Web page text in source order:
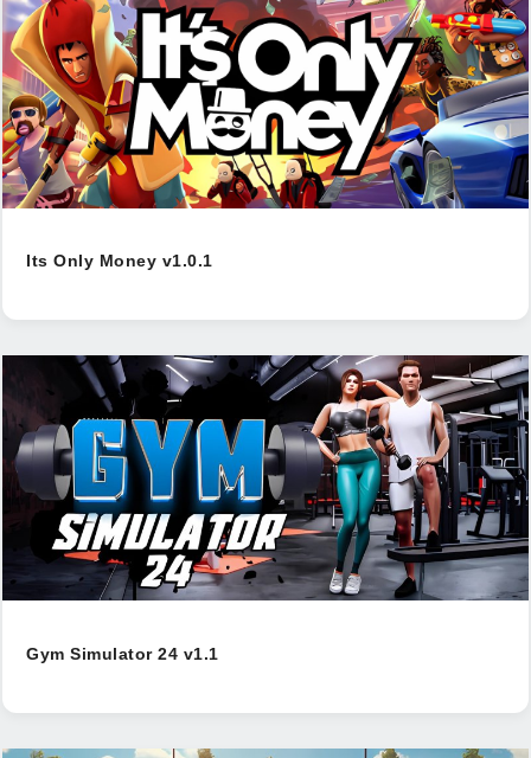
Its Only Money v1.0.1
Gym Simulator 24 v1.1